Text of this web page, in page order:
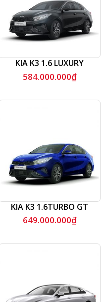
KIA K3 1.6 LUXURY
584.000.000₫
KIA K3 1.6TURBO GT
649.000.000₫